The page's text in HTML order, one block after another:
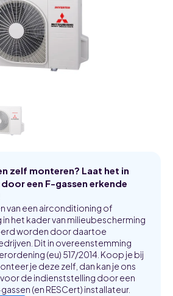
zelf monteren? Laat het in
een F-gassen erkende
van een airconditioning of
het kader van milieubescherming
worden door daartoe
Dit in overeenstemming
(eu) 517/2014. Koop je bij
je deze zelf, dan kan je ons
de indienststelling door een
(en RESCert) installateur.